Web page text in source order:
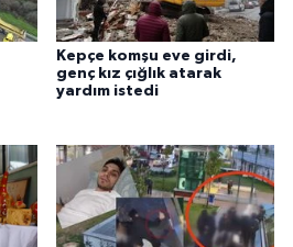
Kepçe komşu eve girdi,
genç kız çığlık atarak
yardım istedi